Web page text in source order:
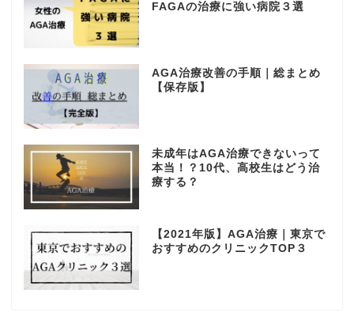
FAGAの治療に強い病院３選
AGA治療改善の手順｜総まとめ
【保存版】
未成年はAGA治療できないって
本当！？10代、高校生はどう治
療する？
【2021年版】AGA治療｜東京で
おすすめのクリニックTOP３